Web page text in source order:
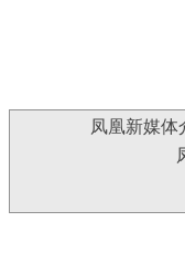
凤凰新媒体